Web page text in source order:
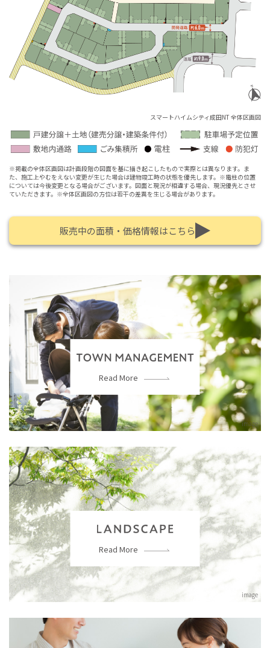
スマートハイムシティ成田NT 全体区画図
※掲載の全体区画図は計画段階の図面を基に描き起こしたもので実際とは異なります。ま
た、施工上やむをえない変更が生じた場合は建物竣工時の状態を優先します。※電柱の位置
については今後変更となる場合がございます。図面と現況が相違する場合、現況優先とさせ
ていただきます。※全体区画図の方位は若干の差異を生じる場合があります。
販売中の面積・価格情報はこちら
image
Read More
image
Read More